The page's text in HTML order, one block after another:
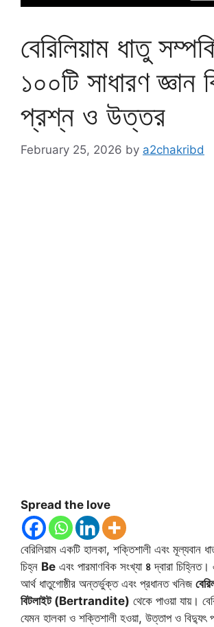
বেরিলিয়াম ধাতু
১০০টি সাধারণ জ্ঞান
প্রশ্ন ও উত্তর
February 25, 2026 by a2chakribd
Spread the love
বেরিলিয়াম একটি হালকা, শক্তিশালী এবং মূল্যবান
চিহ্ন Be এবং পারমাণবিক সংখ্যা ৪ দ্বারা
আর্থ ধাতুগোষ্ঠীর অন্তর্ভুক্ত এবং প্রধানত খনিজ
বিটলাইট (Bertrandite) থেকে পাওয়া যায়।
যেমন হালকা ও শক্তিশালী হওয়া, উত্তাপ ও বিদ্যুৎ